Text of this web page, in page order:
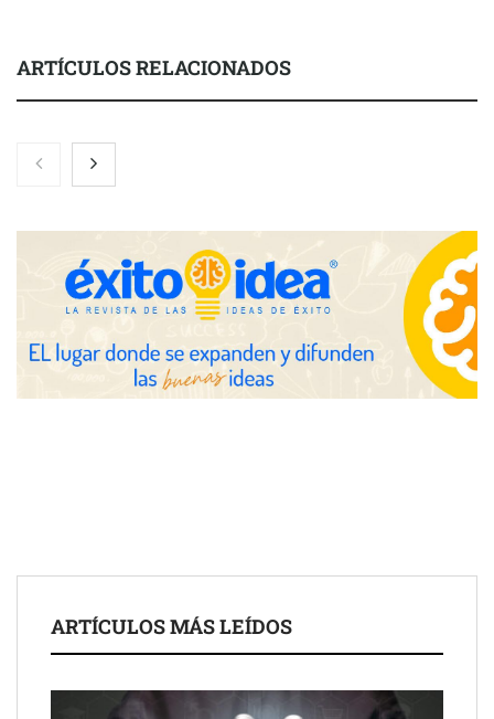
ARTÍCULOS RELACIONADOS
Martín Mingorance Abogados consolida su posición como
despacho de abogados Málaga de referencia para empresas y
Brisas del Estrecho abastece a la hostelería de Sevilla
conectando lonjas con establecimientos
ayuntamientos
ARTÍCULOS MÁS LEÍDOS